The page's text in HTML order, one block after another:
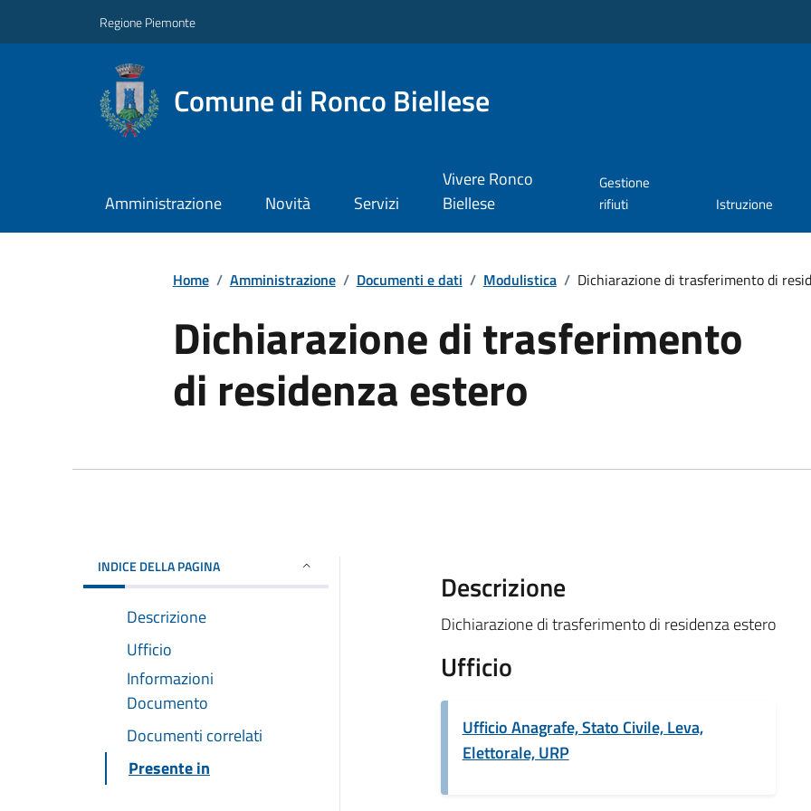
Regione Piemonte
Comune di Ronco Biellese
Amministrazione Novità Servizi
Vivere Ronco
Biellese
Gestione
rifiuti
Istruzione
Home / Amministrazione / Documenti e dati / Modulistica / Dichiarazione di trasferimento di
Dichiarazione di trasferimento
di residenza estero
INDICE DELLA PAGINA
Descrizione
Ufficio
Informazioni
Documento
Documenti correlati
Presente in
Descrizione
Dichiarazione di trasferimento di residenza estero
Ufficio
Ufficio Anagrafe, Stato Civile, Leva,
Elettorale, URP